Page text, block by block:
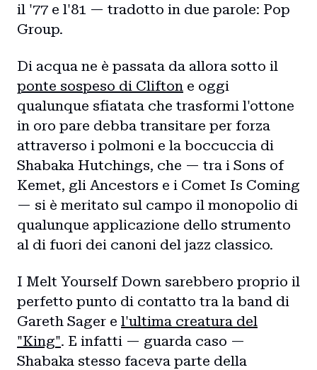
il '77 e l'81 — tradotto in due parole: Pop
Group.
Di acqua ne è passata da allora sotto il
ponte sospeso di Clifton e oggi
qualunque sfiatata che trasformi l'ottone
in oro pare debba transitare per forza
attraverso i polmoni e la boccuccia di
Shabaka Hutchings, che — tra i Sons of
Kemet, gli Ancestors e i Comet Is Coming
— si è meritato sul campo il monopolio di
qualunque applicazione dello strumento
al di fuori dei canoni del jazz classico.
I Melt Yourself Down sarebbero proprio il
perfetto punto di contatto tra la band di
Gareth Sager e l'ultima creatura del
"King". E infatti — guarda caso —
Shabaka stesso faceva parte della